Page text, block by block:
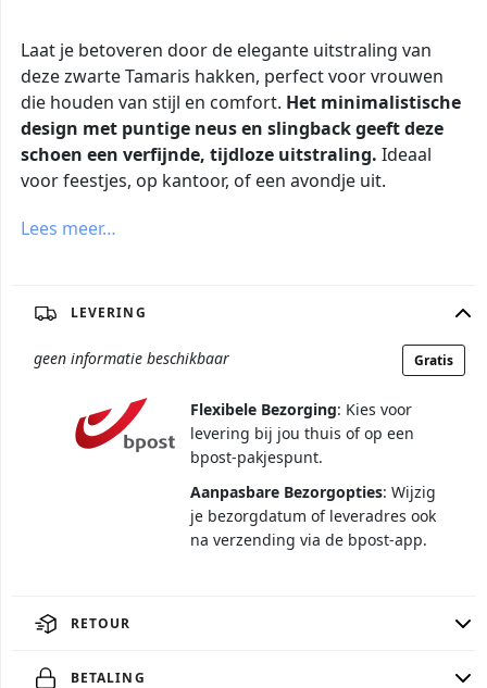
Laat je betoveren door de elegante uitstraling van
deze zwarte Tamaris hakken, perfect voor vrouwen
die houden van stijl en comfort. Het minimalistische
design met puntige neus en slingback geeft deze
schoen een verfijnde, tijdloze uitstraling. Ideaal
voor feestjes, op kantoor, of een avondje uit.
Lees meer…
LEVERING
geen informatie beschikbaar Gratis
Flexibele Bezorging: Kies voor
levering bij jou thuis of op een
bpost-pakjespunt.
Aanpasbare Bezorgopties: Wijzig
je bezorgdatum of leveradres ook
na verzending via de bpost-app.
RETOUR
BETALING